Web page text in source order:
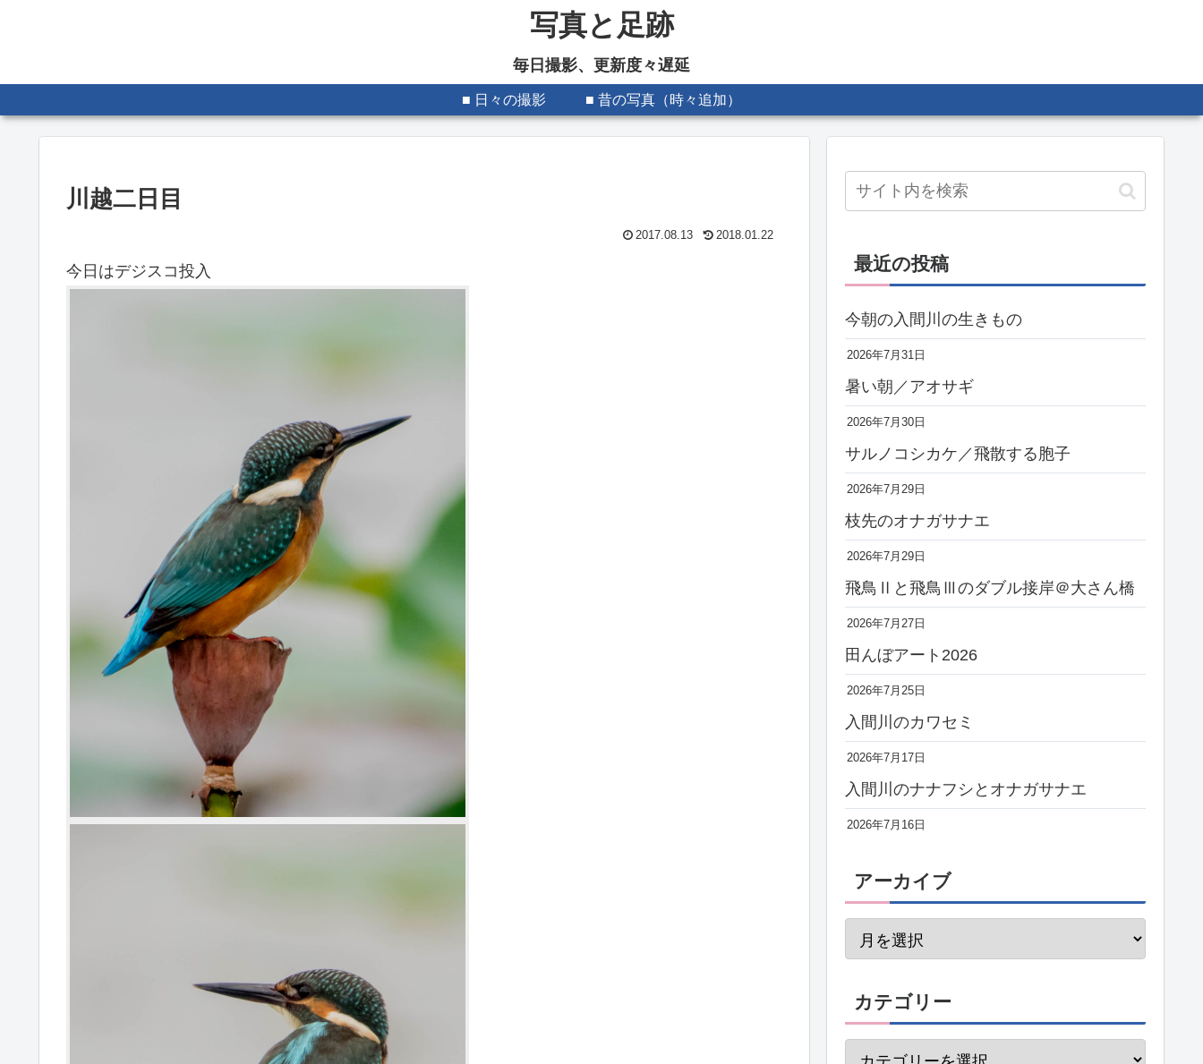
写真と足跡
毎日撮影、更新度々遅延
■ 日々の撮影 ■ 昔の写真（時々追加）
川越二日目
2017.08.13 2018.01.22
今日はデジスコ投入 最近の投稿
今朝の入間川の生きもの
2026年7月31日
暑い朝／アオサギ
2026年7月30日
サルノコシカケ／飛散する胞子
2026年7月29日
枝先のオナガサナエ
2026年7月29日
飛鳥Ⅱと飛鳥Ⅲのダブル接岸＠大さん橋
2026年7月27日
田んぼアート2026
2026年7月25日
入間川のカワセミ
2026年7月17日
入間川のナナフシとオナガサナエ
2026年7月16日
アーカイブ
カテゴリー